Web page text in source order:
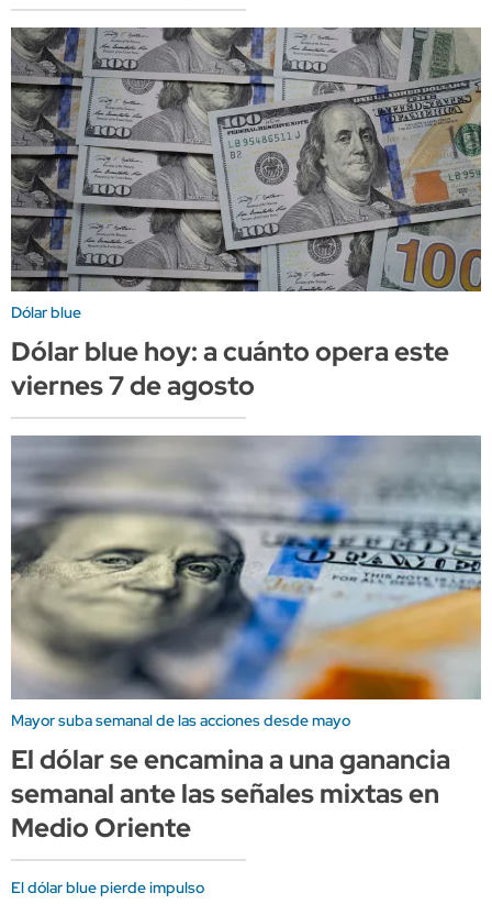
Dólar blue
Dólar blue hoy: a cuánto opera este
viernes 7 de agosto
Mayor suba semanal de las acciones desde mayo
El dólar se encamina a una ganancia
semanal ante las señales mixtas en
Medio Oriente
El dólar blue pierde impulso